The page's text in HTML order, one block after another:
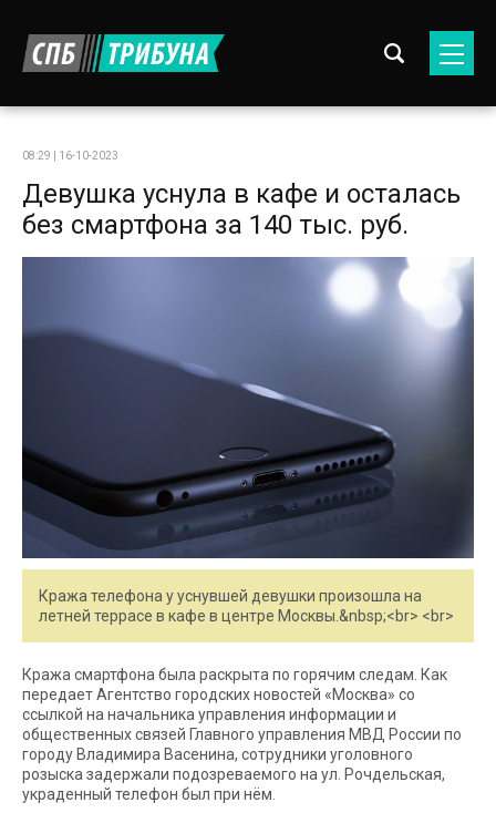
08:29 | 16-10-2023
Девушка уснула в кафе и осталась
без смартфона за 140 тыс. руб.
Кража телефона у уснувшей девушки произошла на
летней террасе в кафе в центре Москвы.&nbsp;<br> <br>
Кража смартфона была раскрыта по горячим следам. Как
передает Агентство городских новостей «Москва» со
ссылкой на начальника управления информации и
общественных связей Главного управления МВД России по
городу Владимира Васенина, сотрудники уголовного
розыска задержали подозреваемого на ул. Рочдельская,
украденный телефон был при нём.